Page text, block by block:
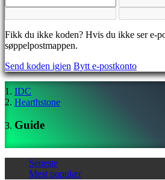
PT
RO
SR
SV
TH
TR
VI
Fikk du ikke koden? Hvis du ikke ser e-
søppelpostmappen.
Send koden igjen Bytt e-postkonto
IDC
Hearthstone
Guide
Seneste
Mest populær